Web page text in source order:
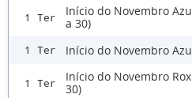
1 Ter
Início do Novembro
a 30)
1 Ter Início do Novembro
1 Ter
Início do Novembro
30)